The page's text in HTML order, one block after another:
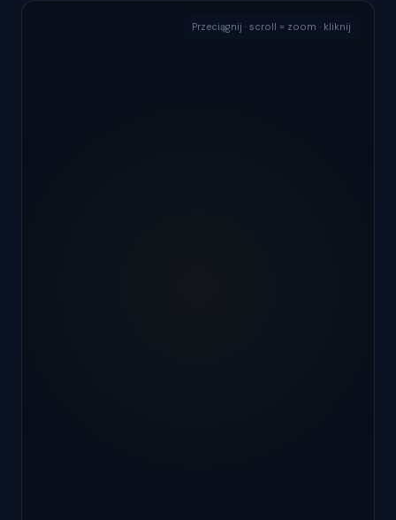
Przeciągnij · scroll = zoom · kliknij